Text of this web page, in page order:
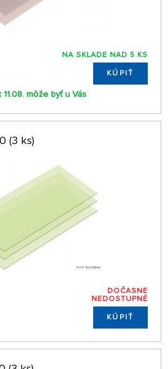
NA SKLADE NAD 5 KS
KÚPIŤ
11.08. môže byť u Vás
(3 ks)
DOČASNE
NEDOSTUPNÉ
KÚPIŤ